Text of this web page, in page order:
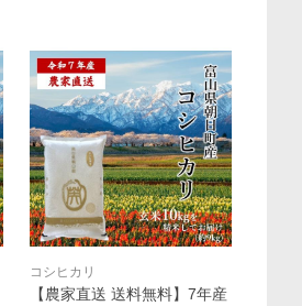
コシヒカリ
【農家直送 送料無料】7年産